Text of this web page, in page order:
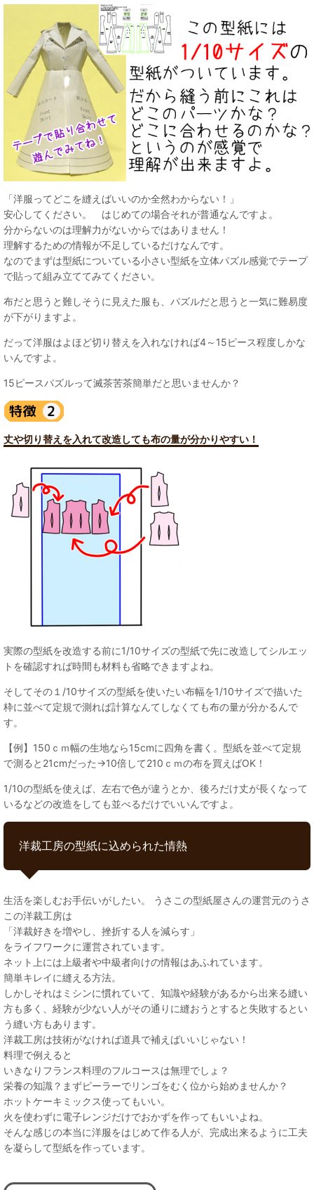
「洋服ってどこを縫えばいいのか全然わからない！」
安心してください。 はじめての場合それが普通なんですよ。
分からないのは理解力がないからではありません！
理解するための情報が不足しているだけなんです。
なのでまずは型紙についている小さい型紙を立体パズル感覚でテープ
で貼って組み立ててみてください。
布だと思うと難しそうに見えた服も、パズルだと思うと一気に難易度
が下がりますよ。
だって洋服はよほど切り替えを入れなければ4～15ピース程度しかな
いんですよ。
15ピースパズルって滅茶苦茶簡単だと思いませんか？
丈や切り替えを入れて改造しても布の量が分かりやすい！
実際の型紙を改造する前に1/10サイズの型紙で先に改造してシルエッ
トを確認すれば時間も材料も省略できますよね。
そしてその１/10サイズの型紙を使いたい布幅を1/10サイズで描いた
枠に並べて定規で測れば計算なんてしなくても布の量が分かるんで
す。
【例】150ｃｍ幅の生地なら15cmに四角を書く。型紙を並べて定規
で測ると21cmだった→10倍して210ｃｍの布を買えばOK！
1/10の型紙を使えば、左右で色が違うとか、後ろだけ丈が長くなって
いるなどの改造をしても並べるだけでいいんですよ。
洋裁工房の型紙に込められた情熱
生活を楽しむお手伝いがしたい。 うさこの型紙屋さんの運営元のうさ
この洋裁工房は
「洋裁好きを増やし、挫折する人を減らす」
をライフワークに運営されています。
ネット上には上級者や中級者向けの情報はあふれています。
簡単キレイに縫える方法。
しかしそれはミシンに慣れていて、知識や経験があるから出来る縫い
方も多く、経験が少ない人がその通りに縫おうとすると失敗するとい
う縫い方もあります。
洋裁工房は技術がなければ道具で補えばいいじゃない！
料理で例えると
いきなりフランス料理のフルコースは無理でしょ？
栄養の知識？まずピーラーでリンゴをむく位から始めませんか？
ホットケーキミックス使ってもいい。
火を使わずに電子レンジだけでおかずを作ってもいいよね。
そんな感じの本当に洋服をはじめて作る人が、完成出来るように工夫
を凝らして型紙を作っています。